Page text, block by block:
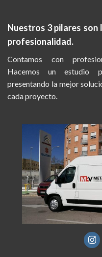
Nuestros 3 pilares son
profesionalidad.
Contamos con
Hacemos un estudio
presentando la mejor
cada proyecto.